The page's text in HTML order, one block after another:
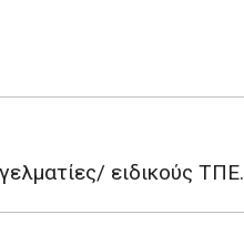
ειδικούς ΤΠΕ.